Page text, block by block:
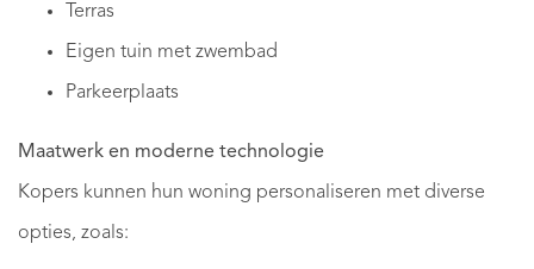
Terras
Eigen tuin met zwembad
Parkeerplaats
Maatwerk en moderne technologie
Kopers kunnen hun woning personaliseren met diverse
opties, zoals: